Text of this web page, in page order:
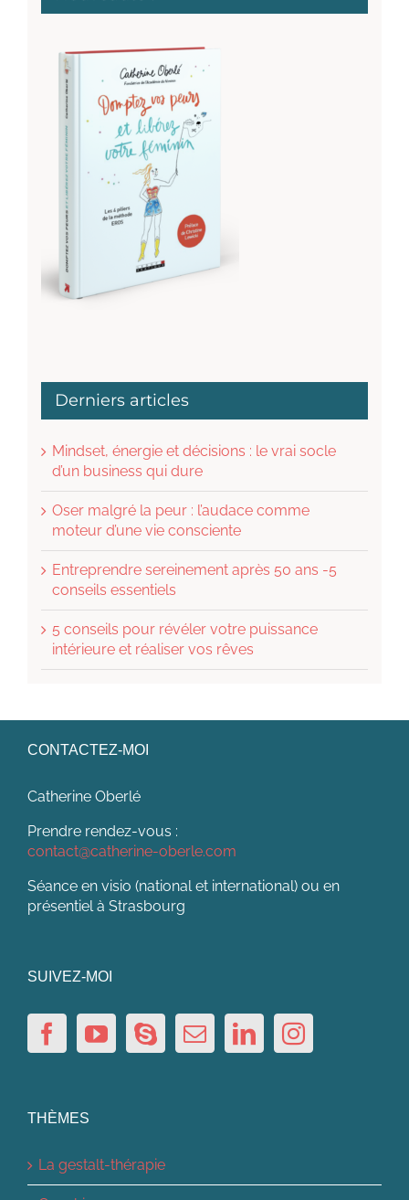
Derniers articles
Mindset, énergie et décisions : le vrai socle
d’un business qui dure
Oser malgré la peur : l’audace comme
moteur d’une vie consciente
Entreprendre sereinement après 50 ans -5
conseils essentiels
5 conseils pour révéler votre puissance
intérieure et réaliser vos rêves
CONTACTEZ-MOI
Catherine Oberlé
Prendre rendez-vous :
contact@catherine-oberle.com
Séance en visio (national et international) ou en
présentiel à Strasbourg
SUIVEZ-MOI
THÈMES
La gestalt-thérapie